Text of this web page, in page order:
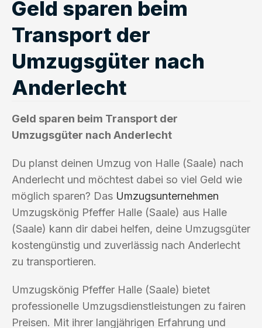
Geld sparen beim
Transport der
Umzugsgüter nach
Anderlecht
Geld sparen beim Transport der
Umzugsgüter nach Anderlecht
Du planst deinen Umzug von Halle (Saale) nach
Anderlecht und möchtest dabei so viel Geld wie
möglich sparen? Das Umzugsunternehmen
Umzugskönig Pfeffer Halle (Saale) aus Halle
(Saale) kann dir dabei helfen, deine Umzugsgüter
kostengünstig und zuverlässig nach Anderlecht
zu transportieren.
Umzugskönig Pfeffer Halle (Saale) bietet
professionelle Umzugsdienstleistungen zu fairen
Preisen. Mit ihrer langjährigen Erfahrung und